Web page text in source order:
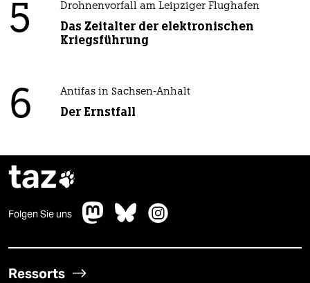
5 Drohnenvorfall am Leipziger Flughafen
Das Zeitalter der elektronischen
Kriegsführung
6 Antifas in Sachsen-Anhalt
Der Ernstfall
taz
Folgen Sie uns
Ressorts